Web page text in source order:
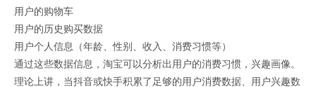
用户的购物车
用户的历史购买数据
用户个人信息（年龄、性别、收入、消费习惯等）
通过这些数据信息，淘宝可以分析出用户的消费习惯，兴趣画像。
理论上讲，当抖音或快手积累了足够的用户消费数据、用户兴趣数